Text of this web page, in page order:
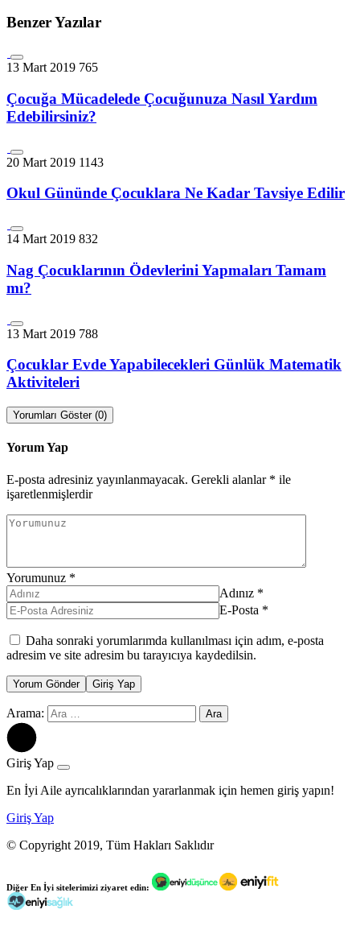
Benzer Yazılar
13 Mart 2019 765
Çocuğa Mücadelede Çocuğunuza Nasıl Yardım
Edebilirsiniz?
20 Mart 2019 1143
Okul Gününde Çocuklara Ne Kadar Tavsiye Edilir
14 Mart 2019 832
Nag Çocuklarının Ödevlerini Yapmaları Tamam
mı?
13 Mart 2019 788
Çocuklar Evde Yapabilecekleri Günlük Matematik
Aktiviteleri
Yorumları Göster (0)
Yorum Yap
E-posta adresiniz yayınlanmayacak. Gerekli alanlar * ile
işaretlenmişlerdir
Yorumunuz *
Adınız *
E-Posta *
Daha sonraki yorumlarımda kullanılması için adım, e-posta
adresim ve site adresim bu tarayıcıya kaydedilsin.
Yorum Gönder Giriş Yap
Arama:
Giriş Yap
En İyi Aile ayrıcalıklarından yararlanmak için hemen giriş yapın!
Giriş Yap
© Copyright 2019, Tüm Hakları Saklıdır
Diğer En İyi sitelerimizi ziyaret edin: